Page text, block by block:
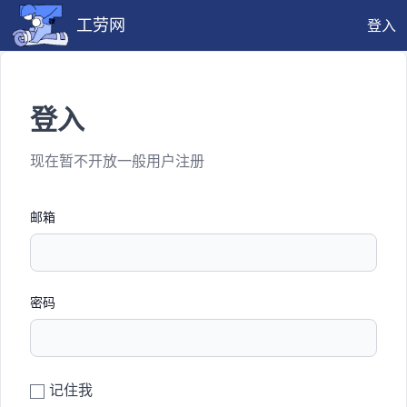
工劳网 登入
登入
现在暂不开放一般用户注册
邮箱
密码
记住我